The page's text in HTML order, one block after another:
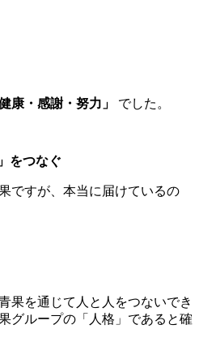
健康・感謝・努力」 でした。
をつなぐ
ですが、本当に届けているの
果を通じて人と人をつないでき
グループの「人格」であると確